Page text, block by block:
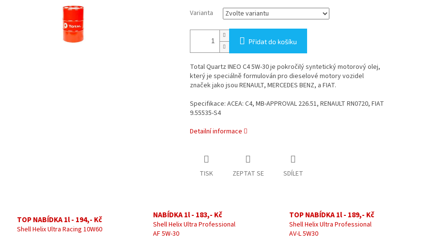
Varianta
Přidat do košíku
Total Quartz INEO C4 5W-30 je pokročilý syntetický motorový olej,
který je speciálně formulován pro dieselové motory vozidel
značek jako jsou RENAULT, MERCEDES BENZ, a FIAT.
Specifikace: ACEA: C4, MB-APPROVAL 226.51, RENAULT RN0720, FIAT
9.55535-S4
Detailní informace
TISK ZEPTAT SE SDÍLET
TOP NABÍDKA 1l - 194,- Kč
Shell Helix Ultra Racing 10W60
NABÍDKA 1l - 183,- Kč
Shell Helix Ultra Professional
AF 5W-30
TOP NABÍDKA 1l - 189,- Kč
Shell Helix Ultra Professional
AV-L 5W30